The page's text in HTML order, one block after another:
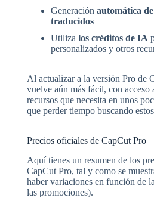
Generación automática
traducidos
Utiliza los créditos de IA
personalizados y otros
Al actualizar a la versión Pro de
vuelve aún más fácil, con acceso
recursos que necesita en unos
que perder tiempo buscando
Precios oficiales de CapCut Pro
Aquí tienes un resumen de los
CapCut Pro, tal y como se
haber variaciones en función de
las promociones).